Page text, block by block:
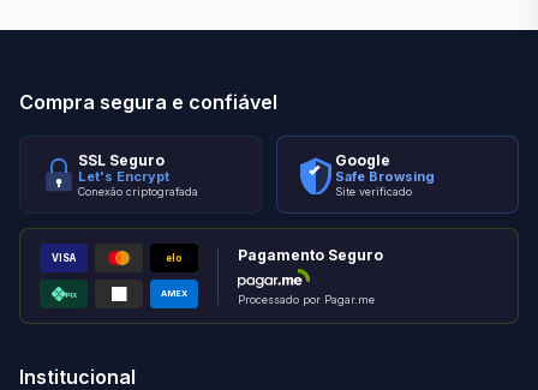
Compra segura e confiável
SSL Seguro
Let's Encrypt
Conexão criptografada
Google
Safe Browsing
Site verificado
VISA elo
PIX AMEX
Pagamento Seguro
Processado por Pagar.me
Institucional